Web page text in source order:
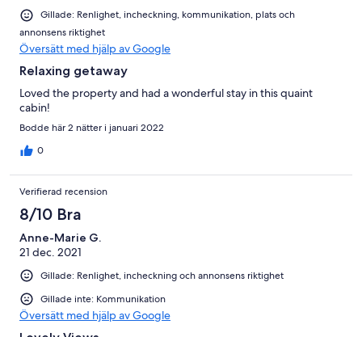
Gillade: Renlighet, incheckning, kommunikation, plats och
annonsens riktighet
Översätt med hjälp av Google
Relaxing getaway
Loved the property and had a wonderful stay in this quaint
cabin!
Bodde här 2 nätter i januari 2022
0
Verifierad recension
8/10 Bra
Anne-Marie G.
21 dec. 2021
Gillade: Renlighet, incheckning och annonsens riktighet
Gillade inte: Kommunikation
Översätt med hjälp av Google